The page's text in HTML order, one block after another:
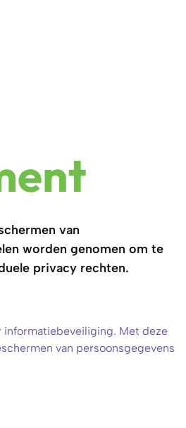
van
worden genomen om te
privacy rechten.
informatiebeveiliging. Met deze
van persoonsgegevens